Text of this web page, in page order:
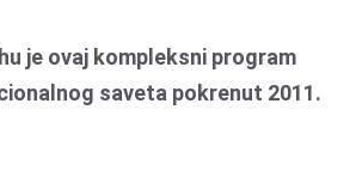
je ovaj kompleksni program
saveta pokrenut 2011.